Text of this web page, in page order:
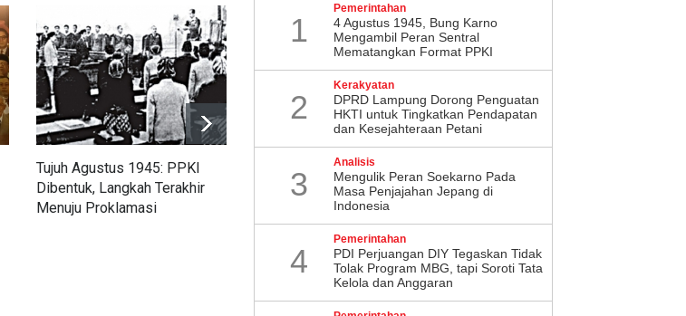
Tujuh Agustus 1945: PPKI
Dibentuk, Langkah Terakhir
Menuju Proklamasi
ASI Eksklusif, Perjuangan
Dimulai dari Pelukan Ibu
Perjuangan Sleman Ingatkan
Politik Pragmatis
1
Pemerintahan
4 Agustus 1945, Bung Karno
Mengambil Peran Sentral
Mematangkan Format PPKI
2
Kerakyatan
DPRD Lampung Dorong Penguatan
HKTI untuk Tingkatkan Pendapatan
dan Kesejahteraan Petani
3
Analisis
Mengulik Peran Soekarno Pada
Masa Penjajahan Jepang di
Indonesia
4
Pemerintahan
PDI Perjuangan DIY Tegaskan Tidak
Tolak Program MBG, tapi Soroti Tata
Kelola dan Anggaran